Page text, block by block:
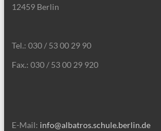
12459 Berlin
Tel.: 030 / 53 00 29 90
Fax.: 030 / 53 00 29 920
E-Mail: info@albatros.schule.berlin.de